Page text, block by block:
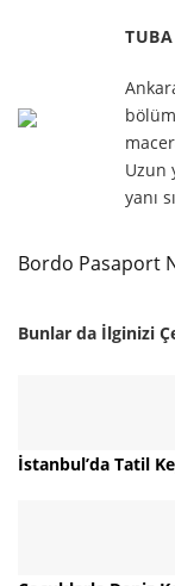
Uzun
yanı
Bordo Pasaport
Bunlar da İlginizi
İstanbul’da Tatil